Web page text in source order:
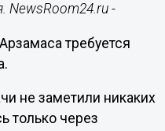
NewsRoom24.ru -
требуется
не заметили никаких
только через